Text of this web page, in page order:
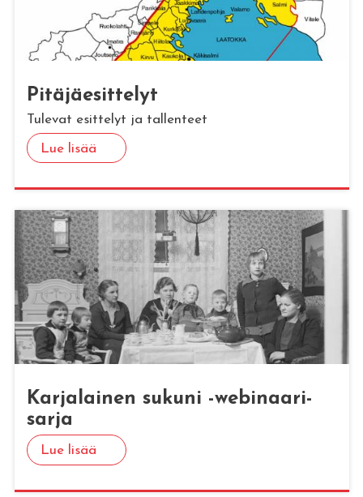
Pi­tä­jäe­sit­te­lyt
Tulevat esittelyt ja tallenteet
Lue lisää
Kar­ja­lai­nen su­ku­ni -we­bi­naa­ri­
sar­ja
Lue lisää